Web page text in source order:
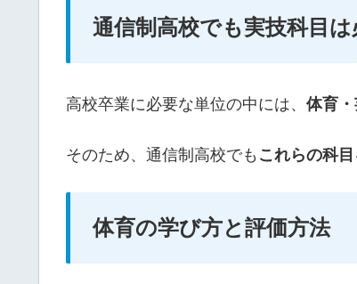
通信制高校でも実技科目は
高校卒業に必要な単位の中には、 体育・
そのため、通信制高校でも これらの科
体育の学び方と評価方法